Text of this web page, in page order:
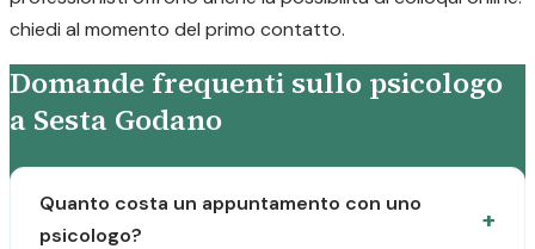
chiedi al momento del primo contatto.
Domande frequenti sullo psicologo
a Sesta Godano
Quanto costa un appuntamento con uno
psicologo?